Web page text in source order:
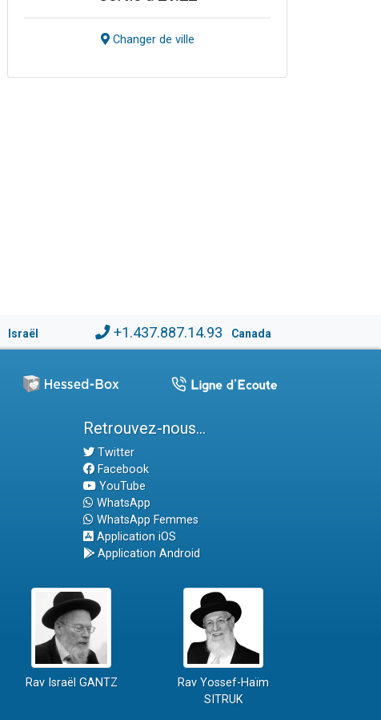
Changer de ville
Israël +1.437.887.14.93 Canada
Retrouvez-nous...
Twitter
Facebook
YouTube
WhatsApp
WhatsApp Femmes
Application iOS
Application Android
Rav Israël GANTZ
Rav Yossef-Haïm
SITRUK